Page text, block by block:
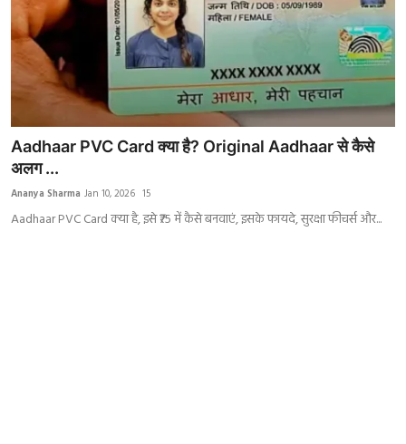
Gallery
Technology
Life & Women
India
Aadhaar PVC Card क्या है? Original Aadhaar से कैसे
अलग ...
Ananya Sharma Jan 10, 2026 15
Aadhaar PVC Card क्या है, इसे ₹75 में कैसे बनवाएं, इसके फायदे, सुरक्षा फीचर्स और...